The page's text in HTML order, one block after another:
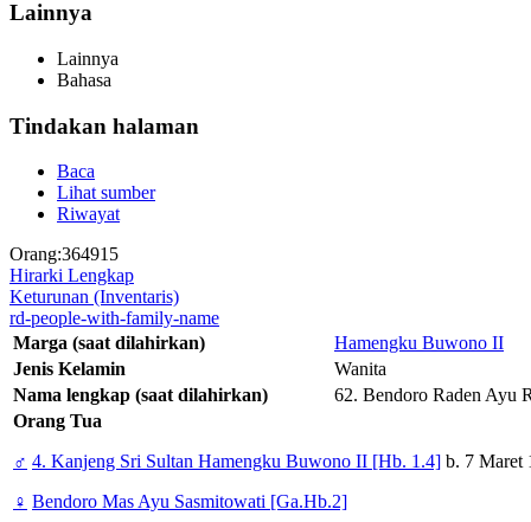
Lainnya
Lainnya
Bahasa
Tindakan halaman
Baca
Lihat sumber
Riwayat
Orang:364915
Hirarki Lengkap
Keturunan (Inventaris)
rd-people-with-family-name
Marga (saat dilahirkan)
Hamengku Buwono II
Jenis Kelamin
Wanita
Nama lengkap (saat dilahirkan)
62. Bendoro Raden Ayu
Orang Tua
♂ 4. Kanjeng Sri Sultan Hamengku Buwono II [Hb. 1.4] b. 7 Maret
♀ Bendoro Mas Ayu Sasmitowati [Ga.Hb.2]